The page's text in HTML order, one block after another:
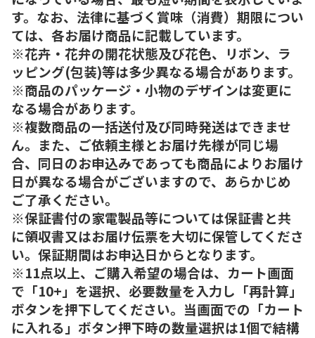
す。なお、法律に基づく賞味（消費）期限につい
ては、各お届け商品に記載しています。
※花卉・花弁の開花状態及び花色、リボン、ラ
ッピング(包装)等は多少異なる場合があります。
※商品のパッケージ・小物のデザインは変更に
なる場合があります。
※複数商品の一括送付及び同時発送はできませ
ん。また、ご依頼主様とお届け先様が同じ場
合、同日のお申込みであっても商品によりお届け
日が異なる場合がございますので、あらかじめ
ご了承ください。
※保証書付の家電製品等については保証書と共
に領収書又はお届け伝票を大切に保管してくださ
い。保証期間はお申込日からとなります。
※11点以上、ご購入希望の場合は、カート画面
で「10+」を選択、必要数量を入力し「再計算」
ボタンを押下してください。当画面での「カート
に入れる」ボタン押下時の数量選択は1個で結構